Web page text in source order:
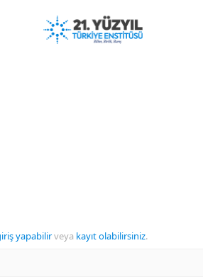
yapabilirveya kayıt olabilirsiniz.